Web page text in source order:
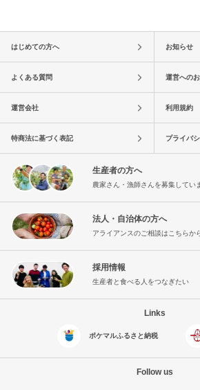
はじめての方へ お知らせ
よくある質問 運営への
運営会社 利用規約
特商法に基づく表記 プライバ
生産者の方へ
農家さん・漁師さんを募集してい
法人・自治体の方へ
アライアンスのご相談はこちらか
採用情報
生産者と食べる人をつなぎたい
Links
ポケマルふるさと納税
Follow us